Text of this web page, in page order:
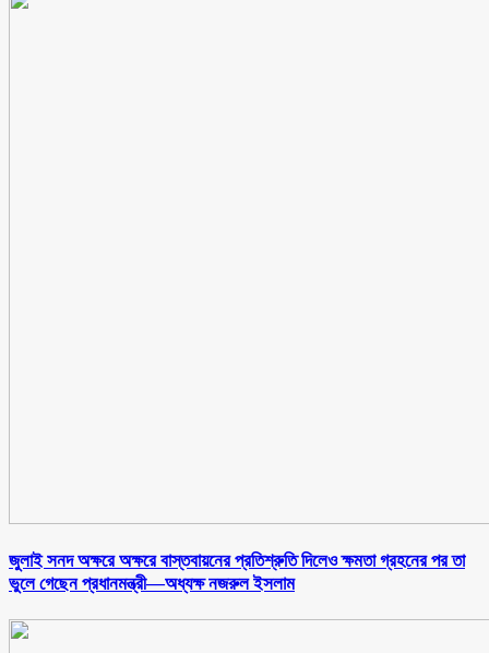
জুলাই সনদ অক্ষরে অক্ষরে বাস্তবায়নের প্রতিশ্রুতি দিলেও ক্ষমতা গ্রহনের পর তা
ভুলে গেছেন প্রধানমন্ত্রী—অধ্যক্ষ নজরুল ইসলাম